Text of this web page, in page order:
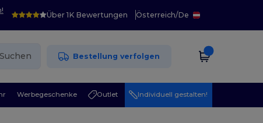
Über 1K Bewertungen Österreich/De
Suchen Bestellung verfolgen
Werbegeschenke Outlet Individuell gestalten!